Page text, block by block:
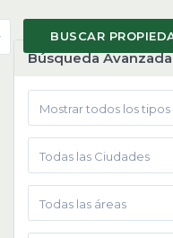
Búsqueda Avanzada
Mostrar todos los tipos
Todas las Ciudades
Todas las áreas